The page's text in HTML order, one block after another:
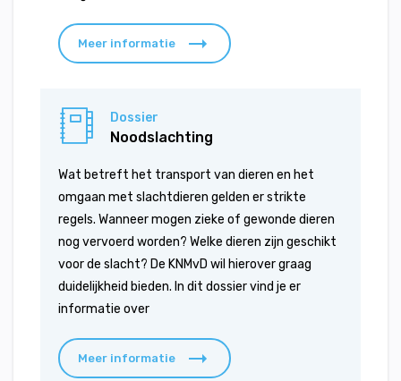
Meer informatie
Dossier
Noodslachting
Wat betreft het transport van dieren en het
omgaan met slachtdieren gelden er strikte
regels. Wanneer mogen zieke of gewonde dieren
nog vervoerd worden? Welke dieren zijn geschikt
voor de slacht? De KNMvD wil hierover graag
duidelijkheid bieden. In dit dossier vind je er
informatie over
Meer informatie